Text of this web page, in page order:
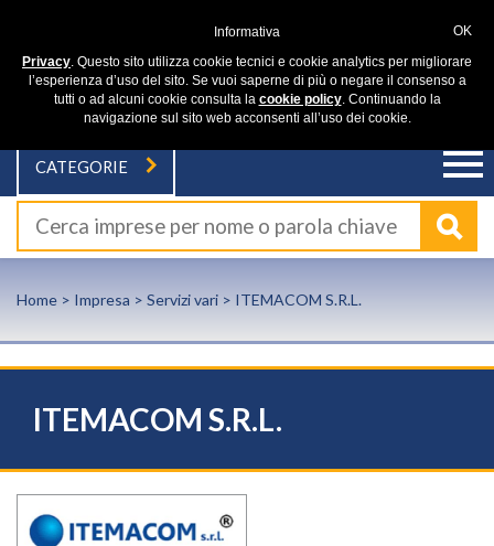
CATEGORIE
Home > Impresa > Servizi vari > ITEMACOM S.R.L.
ITEMACOM S.R.L.
OK
Informativa
Privacy. Questo sito utilizza cookie tecnici e cookie analytics per migliorare
l’esperienza d’uso del sito. Se vuoi saperne di più o negare il consenso a
tutti o ad alcuni cookie consulta la cookie policy. Continuando la
navigazione sul sito web acconsenti all’uso dei cookie.